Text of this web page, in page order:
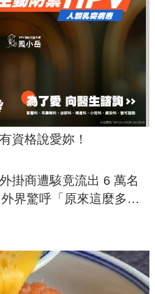
資格說愛妳！
外掛商遭駭竟流出 6 萬名
界驚呼「原來這麼多人